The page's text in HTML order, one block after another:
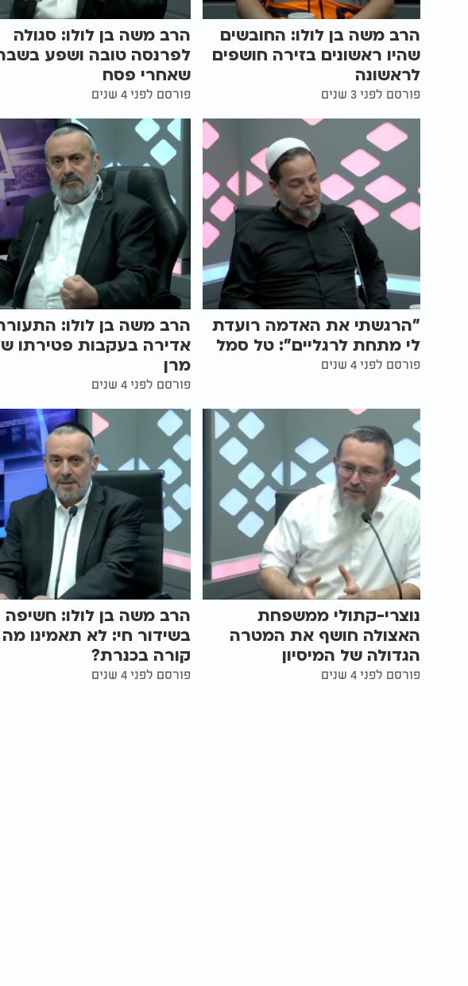
הרב משה בן לולו: החובשים
שהיו ראשונים בזירה חושפים
לראשונה
פורסם לפני 3 שנים
הרב משה בן לולו: סגולה
לפרנסה טובה ושפע
שאחרי פסח
פורסם לפני 4 שנים
"הרגשתי את האדמה רועדת
לי מתחת לרגליים": טל סמל
פורסם לפני 4 שנים
הרב משה בן לולו:
אדירה בעקבות פטירתו
מרן
פורסם לפני 4 שנים
נוצרי-קתולי ממשפחת
האצולה חושף את המטרה
הגדולה של המיסיון
פורסם לפני 4 שנים
הרב משה בן לולו: חשיפה
בשידור חי: לא תאמינו מה
קורה בכנרת?
פורסם לפני 4 שנים